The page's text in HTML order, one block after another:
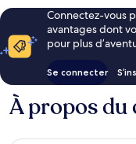
Connectez-vous
avantages dont
pour plus
Se connecter
À propos